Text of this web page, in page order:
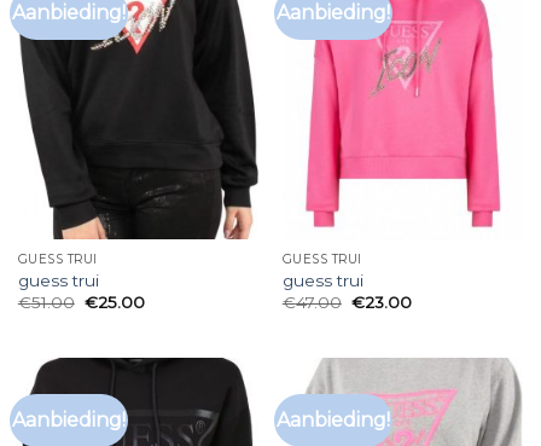
Aanbieding!
GUESS TRUI
guess trui
€51.00 €25.00
Aanbieding!
GUESS TRUI
guess trui
€47.00 €23.00
Aanbieding! Aanbieding!